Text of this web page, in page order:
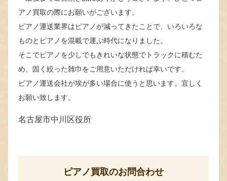
アノ買取の際にお願いがございます。
ピアノ運送業界はピアノが減ってきたことで、いろいろな
ものとピアノを混載で運ぶ時代になりました。
そこでピアノを少しでもきれいな状態でトラックに積むた
め、固く絞った雑巾をご用意いただければ幸いです。
ピアノ運送会社が埃が多い場合に使うと思います。宜しく
お願い致します。
名古屋市中川区役所
ピアノ買取のお問合わせ